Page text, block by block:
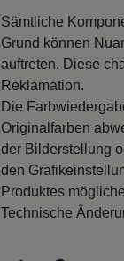
Sämtliche
Grund können
auftreten. Diese
Reklamation.
Die
Originalfarben
der Bilderstellung
den
Produktes
Technische